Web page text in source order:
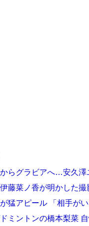
らグラビアへ…安久澤
藤菜ノ香が明かした
猛アピール 「相手が
ミントンの橋本梨菜